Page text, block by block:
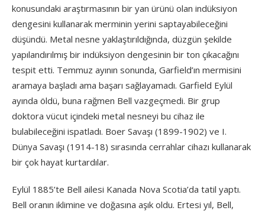
konusundaki araştırmasının bir yan ürünü olan indüksiyon
dengesini kullanarak merminin yerini saptayabileceğini
düşündü. Metal nesne yaklaştırıldığında, düzgün şekilde
yapılandırılmış bir indüksiyon dengesinin bir ton çıkacağını
tespit etti. Temmuz ayının sonunda, Garfield’ın mermisini
aramaya başladı ama başarı sağlayamadı. Garfield Eylül
ayında öldü, buna rağmen Bell vazgeçmedi. Bir grup
doktora vücut içindeki metal nesneyi bu cihaz ile
bulabileceğini ispatladı. Boer Savaşı (1899-1902) ve I.
Dünya Savaşı (1914-18) sırasında cerrahlar cihazı kullanarak
bir çok hayat kurtardılar.
Eylül 1885’te Bell ailesi Kanada Nova Scotia’da tatil yaptı.
Bell oranın iklimine ve doğasına aşık oldu. Ertesi yıl, Bell,